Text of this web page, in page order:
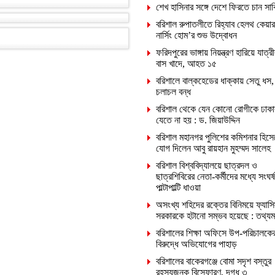
শেখ হাসিনার সঙ্গে দেশে ফিরতে চান
বরিশাল রুপাতলীতে রিহ্যাব হেলথ
নার্সিং হোম’র শুভ উদ্বোধন
ফরিদপুরের ভাঙ্গায় নিয়ন্ত্রণ হারিয়ে
বাস খাদে, আহত ১৫
বরিশালে বাল্কহেডের ধাক্কায় সেতু ধস,
চলাচল বন্ধ
বরিশাল থেকে যেন কোনো রোগীকে
যেতে না হয় : ড. জিয়াউদ্দিন
বরিশাল মহানগর পুলিশের কমিশনার
যোগ দিলেন আবু রায়হান মুহম্মদ সালেহ
বরিশাল বিশ্ববিদ্যালয়ে ছাত্রদল ও
ছাত্রশিবিরের নেতা-কর্মীদের মধ্যে
পাল্টাপাল্টি ধাওয়া
অসংখ্য শহিদের রক্তের বিনিময়ে
সরকারকে হটানো সম্ভব হয়েছে :
বরিশালের শিক্ষা অফিসে উপ-
বিরুদ্ধে অভিযোগের পাহাড়
বরিশালের বাকেরগঞ্জে বোমা সদৃশ বস্তুর
রহস্যজনক বিস্ফোরণ, দগ্ধ ৩